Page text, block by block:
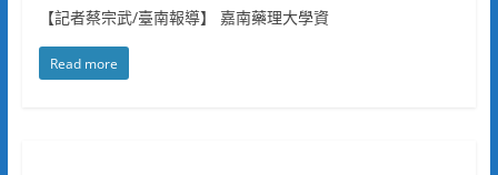
【記者蔡宗武/臺南報導】 嘉南藥理大學資
Read more